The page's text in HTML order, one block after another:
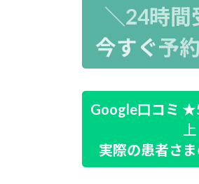
＼24時間
今すぐ予
Google口コミ
上
実際の患者さ